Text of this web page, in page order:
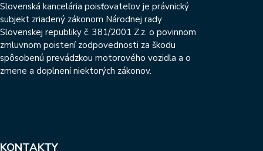
Slovenská kancelária poisťovateľov je právnický
subjekt zriadený zákonom Národnej rady
Slovenskej republiky č. 381/2001 Z.z. o povinnom
zmluvnom poistení zodpovednosti za škodu
spôsobenú prevádzkou motorového vozidla a o
zmene a doplnení niektorých zákonov.
KONTAKTY